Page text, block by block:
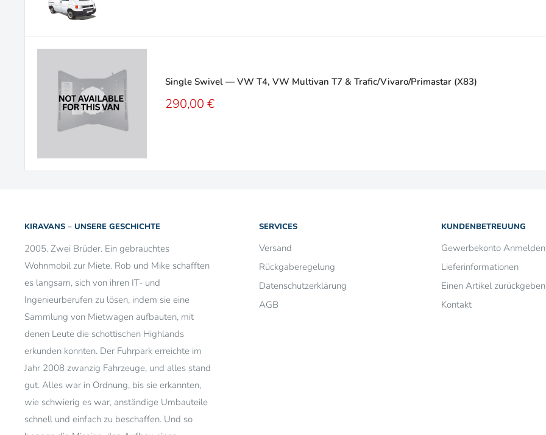
Single Swivel — VW T4, VW Multivan T7 & Trafic/Vivaro/Primastar (X83)
Sonderpreis
290,00 €
KIRAVANS – UNSERE GESCHICHTE
2005. Zwei Brüder. Ein gebrauchtes
Wohnmobil zur Miete. Rob und Mike schafften
es langsam, sich von ihren IT- und
Ingenieurberufen zu lösen, indem sie eine
Sammlung von Mietwagen aufbauten, mit
denen Leute die schottischen Highlands
erkunden konnten. Der Fuhrpark erreichte im
Jahr 2008 zwanzig Fahrzeuge, und alles stand
gut. Alles war in Ordnung, bis sie erkannten,
wie schwierig es war, anständige Umbauteile
schnell und einfach zu beschaffen. Und so
SERVICES
Versand
Rückgaberegelung
Datenschutzerklärung
AGB
KUNDENBETREUUNG
Gewerbekonto Anmelden
Lieferinformationen
Einen Artikel zurückgeben
Kontakt